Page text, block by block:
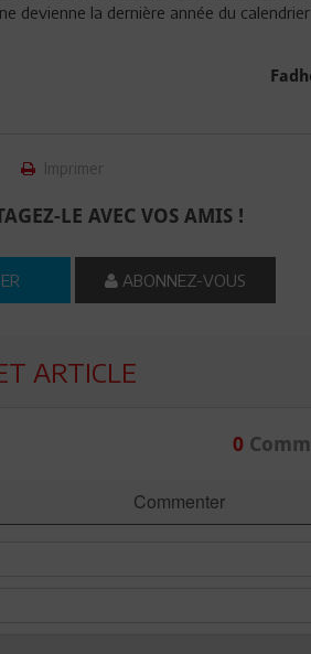
devienne la dernière année du calendrier
Imprimer
LE AVEC VOS AMIS !
ABONNEZ-VOUS
ARTICLE
0
Commenter